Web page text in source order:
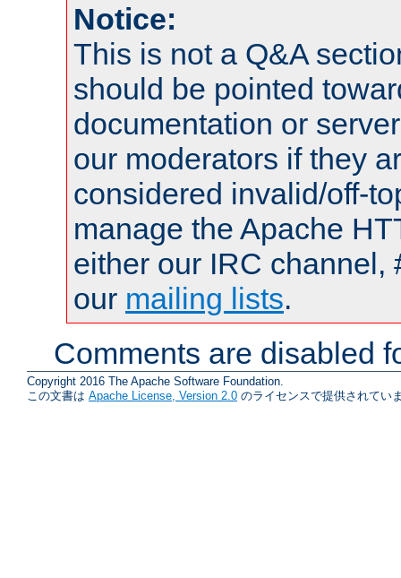
Notice:
This is not a Q&A
should be pointed
documentation or
our moderators if they
considered invalid/off-
manage the Apache
either our IRC channel,
our mailing lists.
Comments are disabled
Copyright 2016 The Apache Software Foundation.
この文書は Apache License, Version 2.0 のライセンスで提供されてい